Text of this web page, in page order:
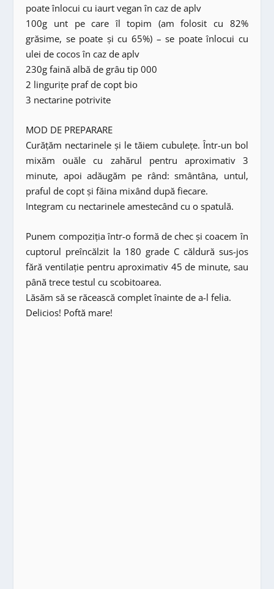
poate înlocui cu iaurt vegan în caz de aplv
100g unt pe care îl topim (am folosit cu 82%
grăsime, se poate și cu 65%) – se poate înlocui cu
ulei de cocos în caz de aplv
230g faină albă de grâu tip 000
2 lingurițe praf de copt bio
3 nectarine potrivite
MOD DE PREPARARE
Curățăm nectarinele și le tăiem cubulețe. Într-un bol
mixăm ouăle cu zahărul pentru aproximativ 3
minute, apoi adăugăm pe rând: smântâna, untul,
praful de copt și făina mixând după fiecare.
Integram cu nectarinele amestecând cu o spatulă.
Punem compoziția într-o formă de chec și coacem în
cuptorul preîncălzit la 180 grade C căldură sus-jos
fără ventilație pentru aproximativ 45 de minute, sau
până trece testul cu scobitoarea.
Lăsăm să se răcească complet înainte de a-l felia.
Delicios! Poftă mare!